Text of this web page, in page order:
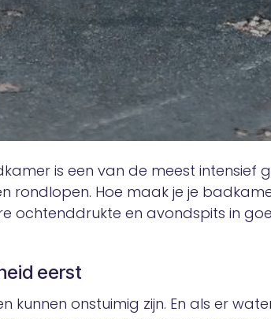
is een van de meest intensief
rondlopen. Hoe maak je je
ochtenddrukte en avondspits in
eerst
kunnen onstuimig zijn. En als er